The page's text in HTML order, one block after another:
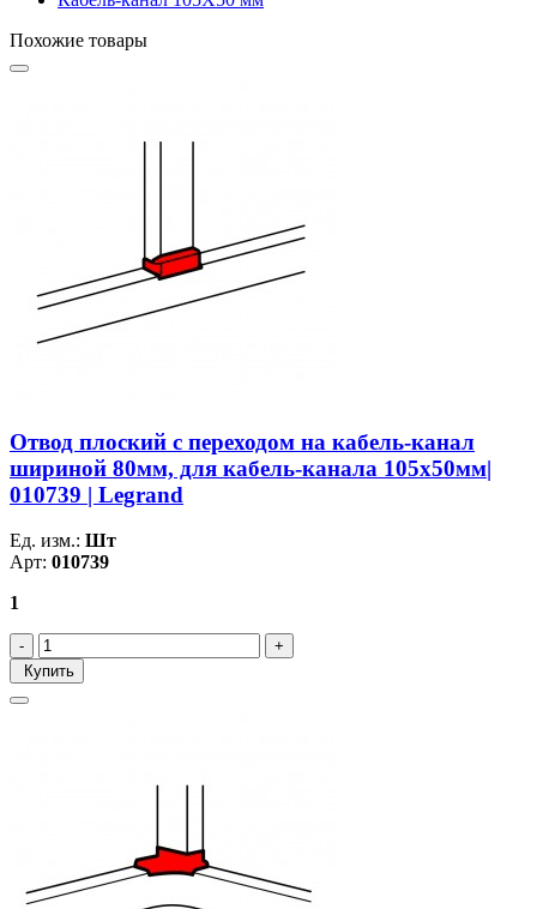
Похожие товары
Отвод плоский с переходом на кабель-канал
шириной 80мм, для кабель-канала 105х50мм|
010739 | Legrand
Ед. изм.: Шт
Арт: 010739
1
Купить